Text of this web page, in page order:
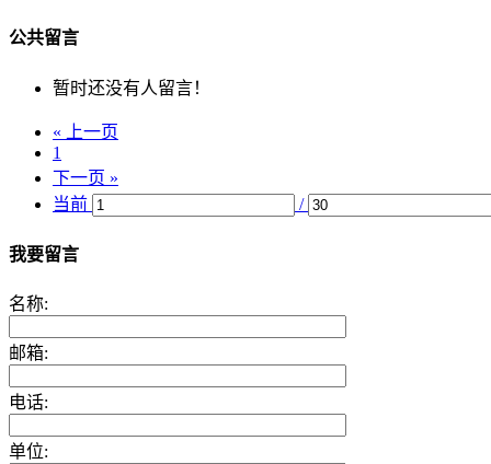
公共留言
暂时还没有人留言！
« 上一页
1
下一页 »
当前
/
我要留言
名称:
邮箱:
电话:
单位: